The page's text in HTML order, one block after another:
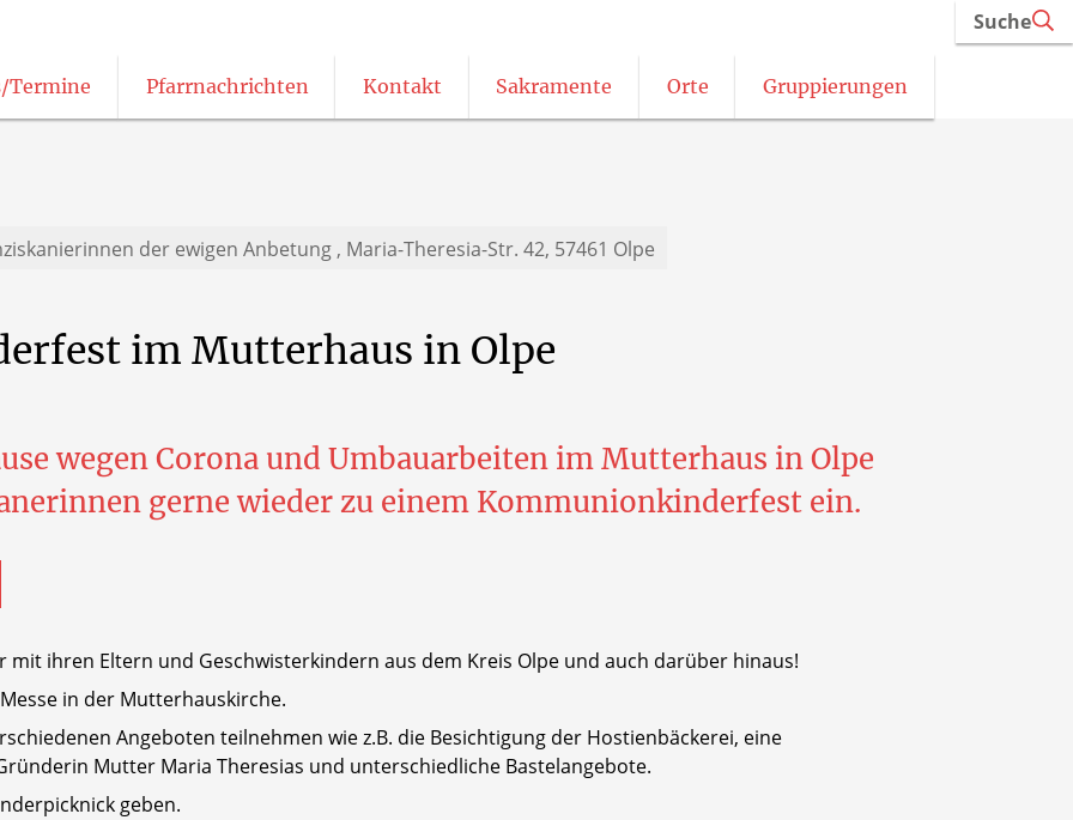
Termine Pfarrnachrichten Kontakt Sakramente Orte Gruppierungen
Suche
der ewigen Anbetung , Maria-Theresia-Str. 42, 57461 Olpe
im Mutterhaus in Olpe
wegen Corona und Umbauarbeiten im Mutterhaus in Olpe
gerne wieder zu einem Kommunionkinderfest ein.
mit ihren Eltern und Geschwisterkindern aus dem Kreis Olpe und auch darüber hinaus!
in der Mutterhauskirche.
Angeboten teilnehmen wie z.B. die Besichtigung der Hostienbäckerei, eine
Mutter Maria Theresias und unterschiedliche Bastelangebote.
geben.